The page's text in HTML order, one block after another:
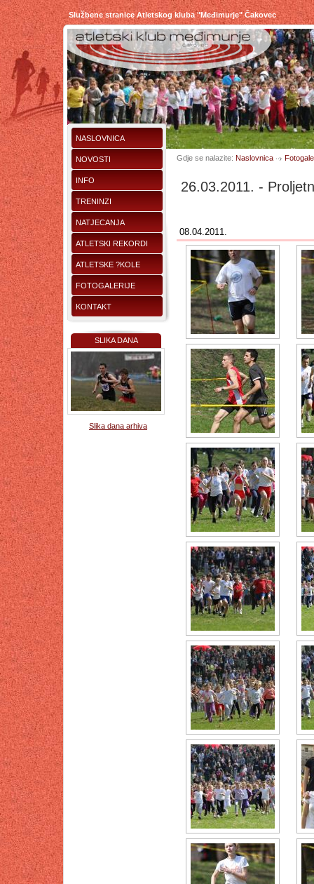
Službene stranice Atletskog kluba "Međimurje" Čakovec
NASLOVNICA
NOVOSTI
INFO
TRENINZI
NATJECANJA
ATLETSKI REKORDI
ATLETSKE ?KOLE
FOTOGALERIJE
KONTAKT
SLIKA DANA
Slika dana arhiva
Gdje se nalazite: Naslovnica
26.03.2011. -
08.04.2011.